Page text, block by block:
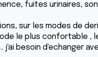
fuites urinaires,
sur les modes de
le plus confortable ,
j'ai besoin d'echanger